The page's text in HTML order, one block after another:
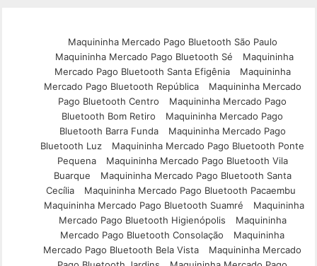
Maquininha Mercado Pago Bluetooth São Paulo
Maquininha Mercado Pago Bluetooth Sé
Maquininha
Mercado Pago Bluetooth Santa Efigênia
Maquininha
Mercado Pago Bluetooth República
Maquininha Mercado
Pago Bluetooth Centro
Maquininha Mercado Pago
Bluetooth Bom Retiro
Maquininha Mercado Pago
Bluetooth Barra Funda
Maquininha Mercado Pago
Bluetooth Luz
Maquininha Mercado Pago Bluetooth Ponte
Pequena
Maquininha Mercado Pago Bluetooth Vila
Buarque
Maquininha Mercado Pago Bluetooth Santa
Cecília
Maquininha Mercado Pago Bluetooth Pacaembu
Maquininha Mercado Pago Bluetooth Suamré
Maquininha
Mercado Pago Bluetooth Higienópolis
Maquininha
Mercado Pago Bluetooth Consolação
Maquininha
Mercado Pago Bluetooth Bela Vista
Maquininha Mercado